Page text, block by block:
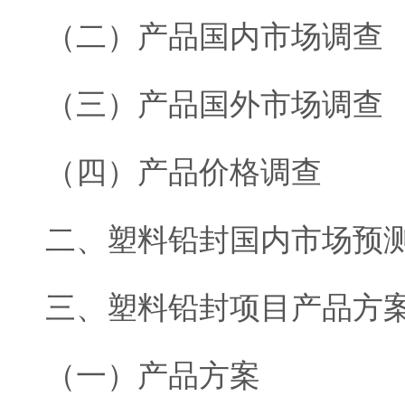
（二）产品国内市场调查
（三）产品国外市场调查
（四）产品价格调查
二、塑料铅封国内市场预
三、塑料铅封项目产品方
（一）产品方案